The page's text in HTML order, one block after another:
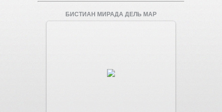
БИСТИАН МИРАДА ДЕЛЬ МАР
Увеличить